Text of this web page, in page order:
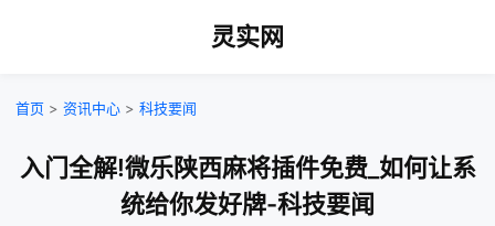
灵实网
首页 > 资讯中心 > 科技要闻
入门全解!微乐陕西麻将插件免费_如何让系
统给你发好牌-科技要闻